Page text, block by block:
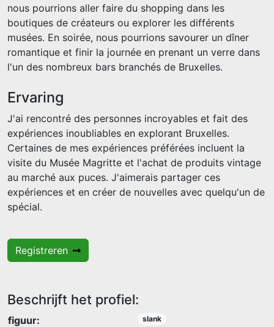
nous pourrions aller faire du shopping dans les
boutiques de créateurs ou explorer les différents
musées. En soirée, nous pourrions savourer un dîner
romantique et finir la journée en prenant un verre dans
l'un des nombreux bars branchés de Bruxelles.
Ervaring
J'ai rencontré des personnes incroyables et fait des
expériences inoubliables en explorant Bruxelles.
Certaines de mes expériences préférées incluent la
visite du Musée Magritte et l'achat de produits vintage
au marché aux puces. J'aimerais partager ces
expériences et en créer de nouvelles avec quelqu'un de
spécial.
Registreren
Beschrijft het profiel:
figuur: slank